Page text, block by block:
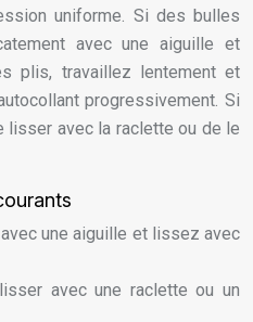
uniforme. Si des bulles
avec une aiguille et
plis, travaillez lentement et
progressivement. Si
lisser avec la raclette ou de le
une aiguille et lissez avec
avec une raclette ou un